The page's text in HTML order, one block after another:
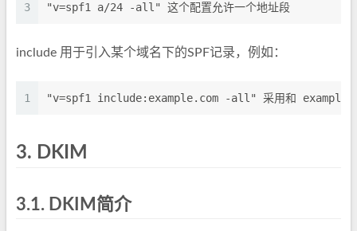
3
"v=spf1 a/24 -all" 这个配置允许一个地址段
include 用于引入某个域名下的SPF记录，例如：
1 "v=spf1 include:example.com -all" 采用和
3. DKIM
3.1. DKIM简介